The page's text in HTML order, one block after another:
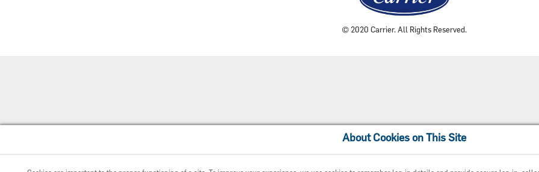
© 2020 Carrier. All Rights Reserved.
About Cookies on This Site